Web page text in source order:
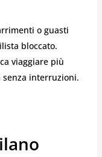
o guasti
bloccato.
viaggiare più
interruzioni.